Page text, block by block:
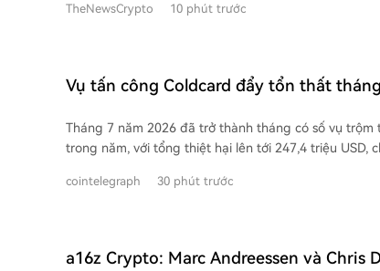
đang chờ sự phê chuẩn của Thượng viện. Lãnh đạo
tức tác động đến thị trường dự đoán. Xác suất dự
luật trước cuối năm 2026 đã giảm từ 30% (tuần
tương lai gần đã giảm sút. Các nhà phân tích sẽ
Thượng viện sau kỳ nghỉ hè.
TheNewsCrypto 10 phút trước
Vụ tấn công Coldcard đẩy tổn thất tháng
Tháng 7 năm 2026 đã trở thành tháng có số vụ
trong năm, với tổng thiệt hại lên tới 247,4 triệu USD,
100 triệu USD Bitcoin bị đánh cắp từ 7.300 ví qua ba
khác trong tháng 7 bao gồm: giao thức DeFi Bonzo
cointelegraph 30 phút trước
a16z Crypto: Marc Andreessen và Chris